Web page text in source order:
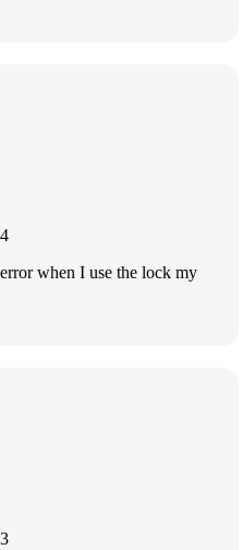
when I use the lock my